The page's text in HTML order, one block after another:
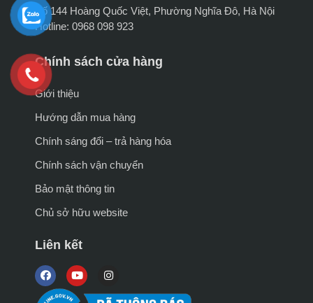
Số 144 Hoàng Quốc Việt, Phường Nghĩa Đô, Hà Nội
Hotline: 0968 098 923
Chính sách cửa hàng
Giới thiệu
Hướng dẫn mua hàng
Chính sáng đổi – trả hàng hóa
Chính sách vận chuyển
Bảo mật thông tin
Chủ sở hữu website
Liên kết